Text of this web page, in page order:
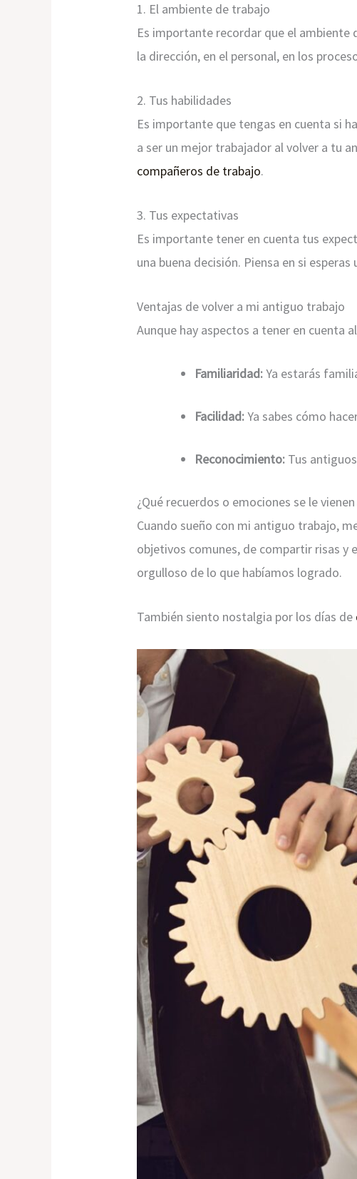
1. El ambiente de trabajo
Es importante recordar que el ambiente
la dirección, en el personal, en los
2. Tus habilidades
Es importante que tengas en cuenta si
a ser un mejor trabajador al volver a tu
compañeros de trabajo.
3. Tus expectativas
Es importante tener en cuenta tus
una buena decisión. Piensa en si
Ventajas de volver a mi antiguo trabajo
Aunque hay aspectos a tener en cuenta
Familiaridad:Ya estarás
Facilidad:Ya sabes cómo
Reconocimiento: Tus
¿Qué recuerdos o emociones se le
Cuando sueño con mi antiguo trabajo,
objetivos comunes, de compartir risas y
orgulloso de lo que habíamos logrado.
También siento nostalgia por los días de